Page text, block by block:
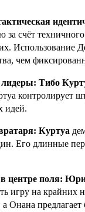
за счёт
Использование
чем
Тибо
контролирует
идей.
Куртуа
Его длинные
центре поля: Юри
игру на крайних
Онана